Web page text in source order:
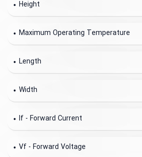
Height
Maximum Operating Temperature
Length
Width
If - Forward Current
Vf - Forward Voltage